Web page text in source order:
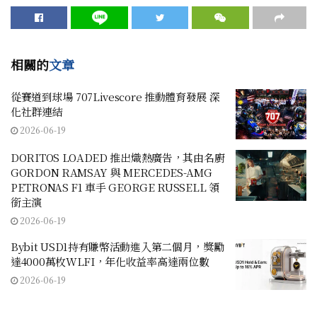
相關的文章
從賽道到球場 707Livescore 推動體育發展 深
化社群連結
2026-06-19
DORITOS LOADED 推出熾熱廣告，其由名廚
GORDON RAMSAY 與 MERCEDES-AMG
PETRONAS F1 車手 GEORGE RUSSELL 領
銜主演
2026-06-19
Bybit USD1持有賺幣活動進入第二個月，獎勵
達4000萬枚WLFI，年化收益率高達兩位數
2026-06-19